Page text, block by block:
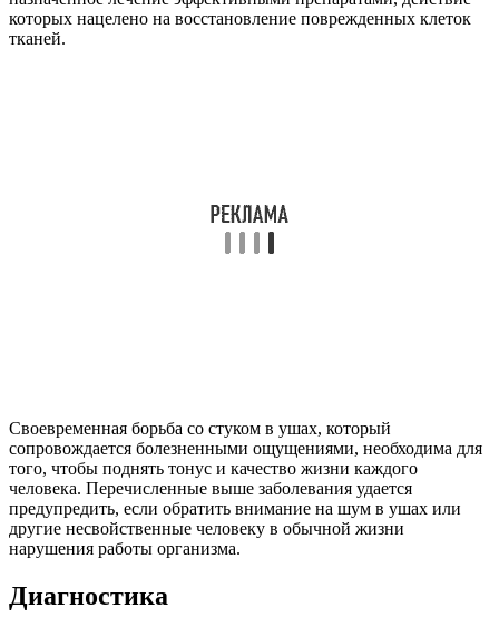
Первоначально, начинает выяснять проблему
пульсации в ухе отоларинголог, который уточняет
тромбозов или разрывом сосудов головного мозга,
наследственные варианты обмена холестерина или
опухолевых процессов.
внутренним уха.
Оценка неврологического статуса.При подозрениях
на присоединение патологического процесса в нервной
системе при пульсации в ухе пациенту требуется консул
рация невролога с общей оценкой состояния нервной
системы.
После физикального осмотра приступают к
проведению дополнительных методов диагностики,
Общеклинический анализ крови.